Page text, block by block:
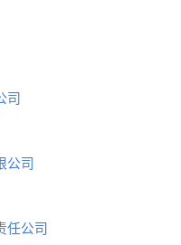
司
公司
任公司